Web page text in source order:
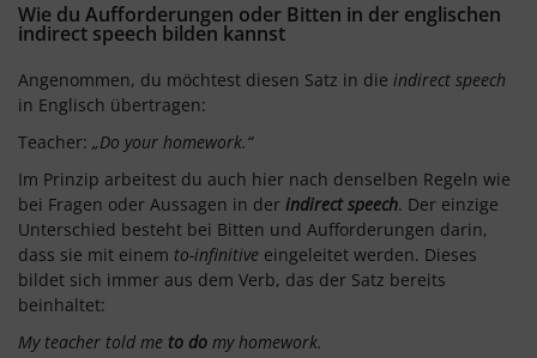
Wie du Aufforderungen oder Bitten in der englischen
indirect speech bilden kannst
Angenommen, du möchtest diesen Satz in die indirect speech
in Englisch übertragen:
Teacher: „Do your homework.“
Im Prinzip arbeitest du auch hier nach denselben Regeln wie
bei Fragen oder Aussagen in der indirect speech. Der einzige
Unterschied besteht bei Bitten und Aufforderungen darin,
dass sie mit einem to-infinitive eingeleitet werden. Dieses
bildet sich immer aus dem Verb, das der Satz bereits
beinhaltet:
My teacher told me to do my homework.